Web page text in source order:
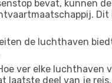
bevat, kunnen
de luchthaven
ver elke luchthaven
deel van je